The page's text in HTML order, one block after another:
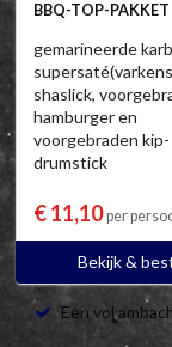
BBQ-TOP-PAKKET
gemarineerde
shaslick,
hamburger en
voorgebraden kip-
drumstick
€ 11,10per
Bekijk &
Een vol